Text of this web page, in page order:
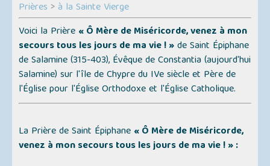
Prières > à la Sainte Vierge
Voici la Prière « Ô Mère de Miséricorde, venez à mon
secours tous les jours de ma vie ! »de Saint Épiphane
de Salamine (315-403), Évêque de Constantia (aujourd'hui
Salamine) sur l'île de Chypre du IVe siècle et Père de
l'Église pour l'Église Orthodoxe et l'Église Catholique.
La Prière de Saint Épiphane « Ô Mère de Miséricorde,
venez à mon secours tous les jours de ma vie ! » :